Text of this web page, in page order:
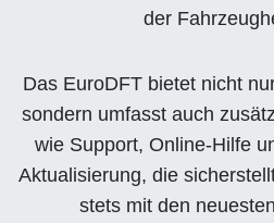
der
Das EuroDFT bietet nicht
sondern umfasst auch
wie Support, Online-Hilfe
Aktualisierung, die
stets mit den